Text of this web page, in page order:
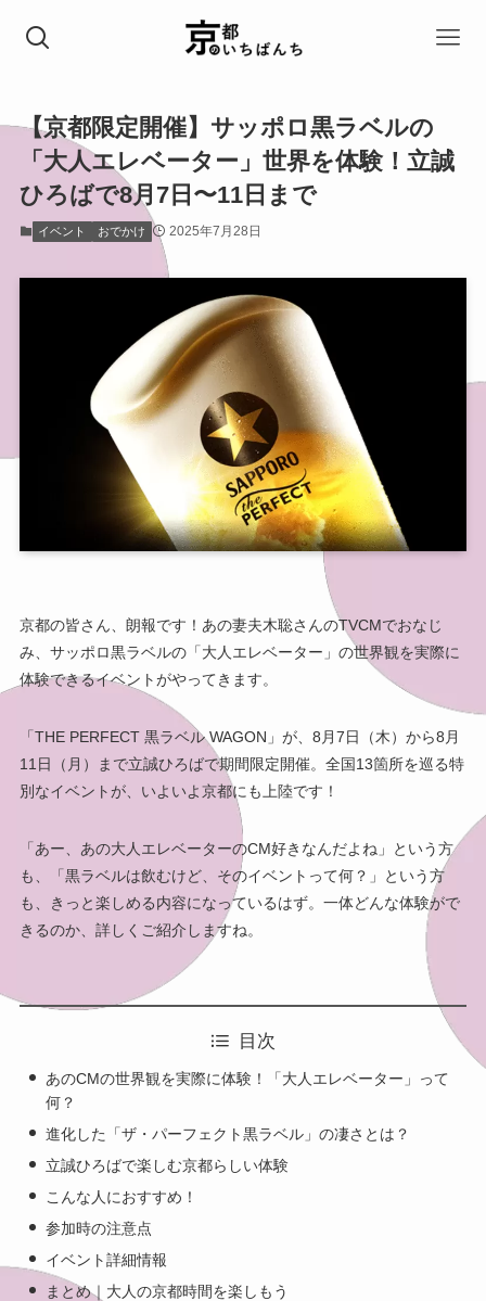
【京都限定開催】サッポロ黒ラベルの
「大人エレベーター」世界を体験！立誠
ひろばで8月7日〜11日まで
イベント おでかけ 2025年7月28日
京都の皆さん、朗報です！あの妻夫木聡さんのTVCMでおなじ
み、サッポロ黒ラベルの「大人エレベーター」の世界観を実際に
体験できるイベントがやってきます。
「THE PERFECT 黒ラベル WAGON」が、8月7日（木）から8月
11日（月）まで立誠ひろばで期間限定開催。全国13箇所を巡る特
別なイベントが、いよいよ京都にも上陸です！
「あー、あの大人エレベーターのCM好きなんだよね」という方
も、「黒ラベルは飲むけど、そのイベントって何？」という方
も、きっと楽しめる内容になっているはず。一体どんな体験がで
きるのか、詳しくご紹介しますね。
目次
あのCMの世界観を実際に体験！「大人エレベーター」って
何？
進化した「ザ・パーフェクト黒ラベル」の凄さとは？
立誠ひろばで楽しむ京都らしい体験
こんな人におすすめ！
参加時の注意点
イベント詳細情報
まとめ｜大人の京都時間を楽しもう